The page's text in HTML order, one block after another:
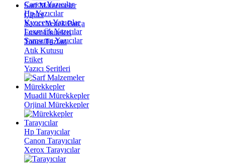
Canon Yazıcılar
Hp Yazıcılar
Kyocera Yazıcılar
Lexmark Yazıcılar
Samsung Yazıcılar
Sarf Malzemeler
Çipler
Yazıcı Yedek Parça
Fuser Üniteleri
Toner Tozları
Atık Kutusu
Etiket
Yazıcı Şeritleri
Mürekkepler
Muadil Mürekkepler
Orjinal Mürekkepler
Tarayıcılar
Hp Tarayıcılar
Canon Tarayıcılar
Xerox Tarayıcılar